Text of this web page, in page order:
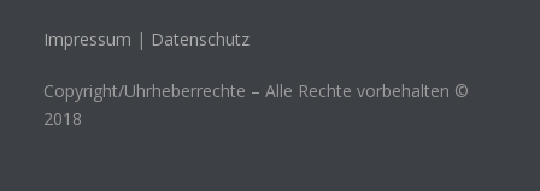
Impressum | Datenschutz
Copyright/Uhrheberrechte – Alle Rechte vorbehalten ©
2018